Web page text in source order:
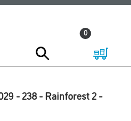
0
- 238 - Rainforest 2 -